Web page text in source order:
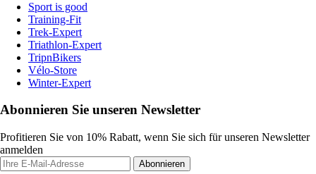
Sport is good
Training-Fit
Trek-Expert
Triathlon-Expert
TripnBikers
Vélo-Store
Winter-Expert
Abonnieren Sie unseren Newsletter
Profitieren Sie von 10% Rabatt, wenn Sie sich für unseren Newsletter
anmelden
Abonnieren